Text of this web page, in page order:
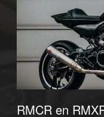
RMCR en